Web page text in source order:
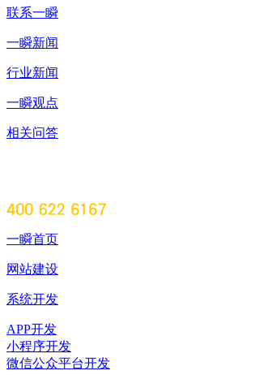
联系一瞬
一瞬新闻
行业新闻
一瞬观点
相关问答
一瞬首页
网站建设
系统开发
APP开发
小程序开发
微信公众平台开发